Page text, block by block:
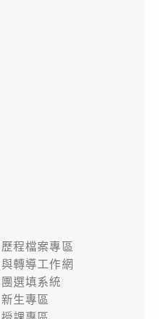
程檔案專區
轉導工作網
選填系統
新生專區